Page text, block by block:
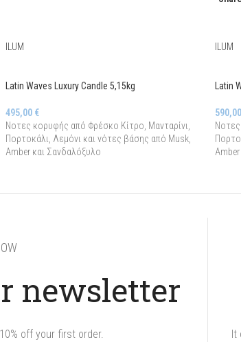
ILUM
Latin Waves Luxury Candle 5,15kg
495,00 €
Νοτες κορυφής από Φρέσκο Κίτρο, Μανταρίνι,
Πορτοκάλι, Λεμόνι και νότες βάσης από Musk,
Amber και Σανδαλόξυλο
ILUM
Latin
590,00
newsletter
off your first order.